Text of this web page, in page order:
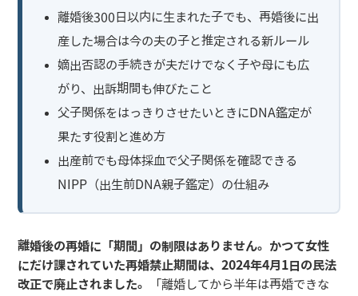
離婚後300日以内に生まれた子でも、再婚後に出
産した場合は今の夫の子と推定される新ルール
嫡出否認の手続きが夫だけでなく子や母にも広
がり、出訴期間も伸びたこと
父子関係をはっきりさせたいときにDNA鑑定が
果たす役割と進め方
出産前でも母体採血で父子関係を確認できる
NIPP（出生前DNA親子鑑定）の仕組み
離婚後の再婚に「期間」の制限はありません。かつて女性
にだけ課されていた再婚禁止期間は、2024年4月1日の民法
改正で廃止されました。
「離婚してから半年は再婚できな